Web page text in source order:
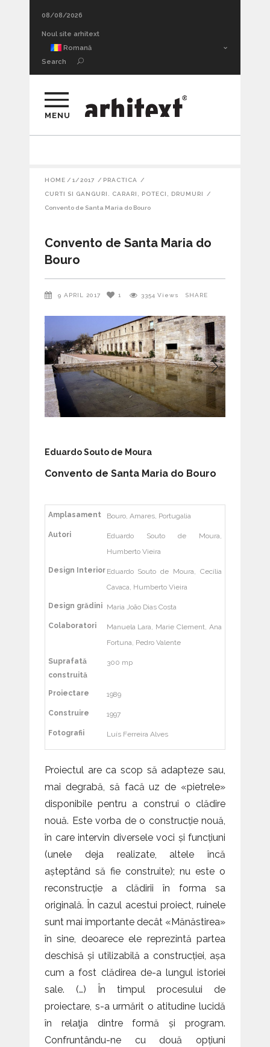
08/08/2026
Noul site arhitext
Adâncimea sufletească a urmei. Thrill architecture II
Romană
Search
MENU
HOME / 1/2017 / PRACTICA /
CURTI SI GANGURI. CARARI, POTECI, DRUMURI /
Convento de Santa Maria do Bouro
Convento de Santa Maria do
Bouro
9 APRIL 2017 1 3354 Views SHARE
Eduardo Souto de Moura
Convento de Santa Maria do Bouro
Amplasament Bouro, Amares, Portugalia
Autori
Eduardo Souto de Moura,
Humberto Vieira
Design Interior Eduardo Souto de Moura, Cecília
Cavaca, Humberto Vieira
Design grădini Maria João Dias Costa
Colaboratori
Manuela Lara, Marie Clement, Ana
Fortuna, Pedro Valente
Suprafată
construită
300 mp
Proiectare 1989
Construire 1997
Fotografii Luís Ferreira Alves
Proiectul are ca scop să adapteze sau,
mai degrabă, să facă uz de «pietrele»
disponibile pentru a construi o clădire
nouă. Este vorba de o construcție nouă,
în care intervin diversele voci și funcțiuni
(unele deja realizate, altele încă
așteptând să fie construite); nu este o
reconstrucție a clădirii în forma sa
originală. În cazul acestui proiect, ruinele
sunt mai importante decât «Mănăstirea»
în sine, deoarece ele reprezintă partea
deschisă și utilizabilă a construcției, așa
cum a fost clădirea de-a lungul istoriei
sale. (…) În timpul procesului de
proiectare, s-a urmărit o atitudine lucidă
în relaţia dintre formă și program.
Confruntându-ne cu două opțiuni